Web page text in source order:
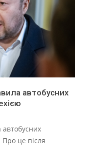
автобусних
це після